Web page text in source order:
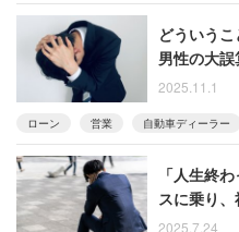
どういう
男性の大誤
続けること
2025.11.1
ローン 営業 自動車ディーラー
「人生終
スに乗り
嘆き
2025.7.24